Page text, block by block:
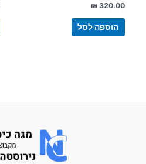
דורג
0
מתוך
₪320.00
הוספה לסל